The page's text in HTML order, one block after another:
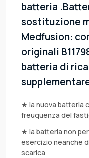
batteria
sostituzione
Medfusion:
originali
batteria di
★ la nuova batteria
freuquenza del
★ la batteria non
esercizio neanche
scarica